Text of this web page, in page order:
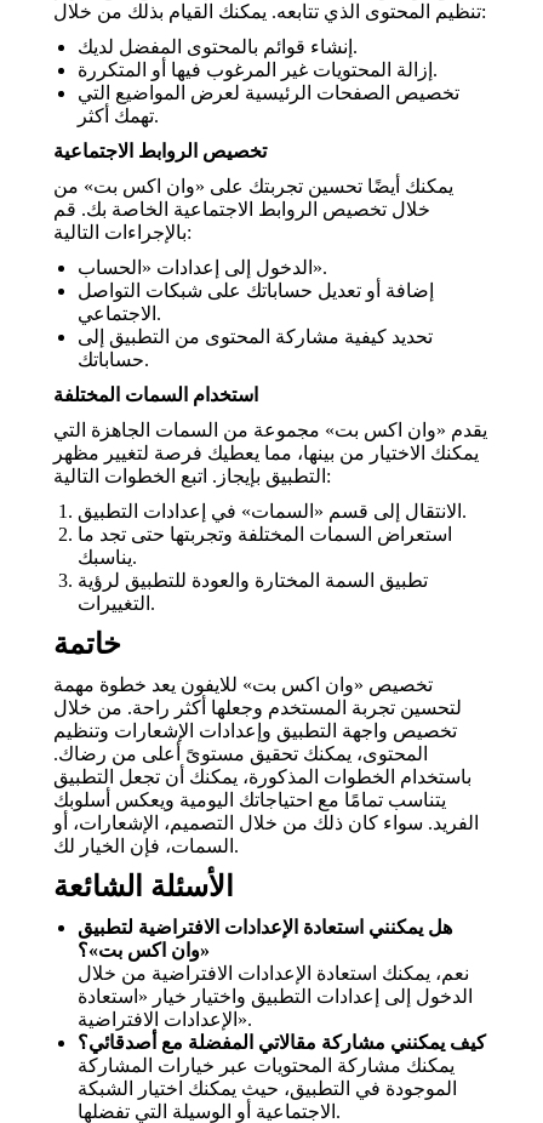
تنظيم المحتوى الذي تتابعه. يمكنك القيام بذلك من خلال:
إنشاء قوائم بالمحتوى المفضل لديك.
إزالة المحتويات غير المرغوب فيها أو المتكررة.
تخصيص الصفحات الرئيسية لعرض المواضيع التي
تهمك أكثر.
تخصيص الروابط الاجتماعية
يمكنك أيضًا تحسين تجربتك على «وان اكس بت» من
خلال تخصيص الروابط الاجتماعية الخاصة بك. قم
بالإجراءات التالية:
الدخول إلى إعدادات «الحساب».
إضافة أو تعديل حساباتك على شبكات التواصل
الاجتماعي.
تحديد كيفية مشاركة المحتوى من التطبيق إلى
حساباتك.
استخدام السمات المختلفة
يقدم «وان اكس بت» مجموعة من السمات الجاهزة التي
يمكنك الاختيار من بينها، مما يعطيك فرصة لتغيير مظهر
التطبيق بإيجاز. اتبع الخطوات التالية:
الانتقال إلى قسم «السمات» في إعدادات التطبيق.
استعراض السمات المختلفة وتجربتها حتى تجد ما
يناسبك.
تطبيق السمة المختارة والعودة للتطبيق لرؤية
التغييرات.
خاتمة
تخصيص «وان اكس بت» للايفون يعد خطوة مهمة
لتحسين تجربة المستخدم وجعلها أكثر راحة. من خلال
تخصيص واجهة التطبيق وإعدادات الإشعارات وتنظيم
المحتوى، يمكنك تحقيق مستوىً أعلى من رضاك.
باستخدام الخطوات المذكورة، يمكنك أن تجعل التطبيق
يتناسب تمامًا مع احتياجاتك اليومية ويعكس أسلوبك
الفريد. سواء كان ذلك من خلال التصميم، الإشعارات، أو
السمات، فإن الخيار لك.
الأسئلة الشائعة
هل يمكنني استعادة الإعدادات الافتراضية لتطبيق
«وان اكس بت»؟
نعم، يمكنك استعادة الإعدادات الافتراضية من خلال
الدخول إلى إعدادات التطبيق واختيار خيار «استعادة
الإعدادات الافتراضية».
كيف يمكنني مشاركة مقالاتي المفضلة مع أصدقائي؟
يمكنك مشاركة المحتويات عبر خيارات المشاركة
الموجودة في التطبيق، حيث يمكنك اختيار الشبكة
الاجتماعية أو الوسيلة التي تفضلها.